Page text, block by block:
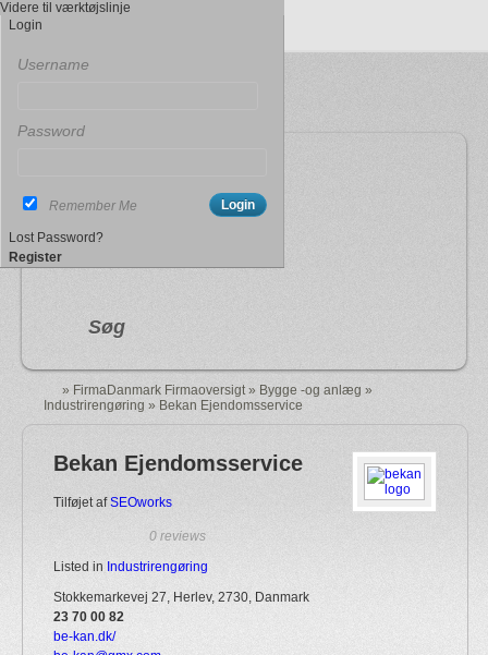
Søg
» FirmaDanmark Firmaoversigt » Bygge -og anlæg »
Industrirengøring » Bekan Ejendomsservice
Bekan Ejendomsservice
Tilføjet afSEOworks
0 reviews
Listed in Industrirengøring
Stokkemarkevej 27, Herlev, 2730, Danmark
23 70 00 82
be-kan.dk/
Videre til værktøjslinje
Login
Username
Password
Remember Me
Lost Password?
Register